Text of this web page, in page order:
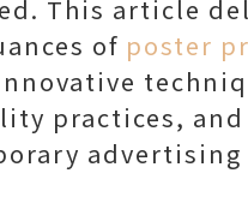
This article
of poster
practices,
advertising